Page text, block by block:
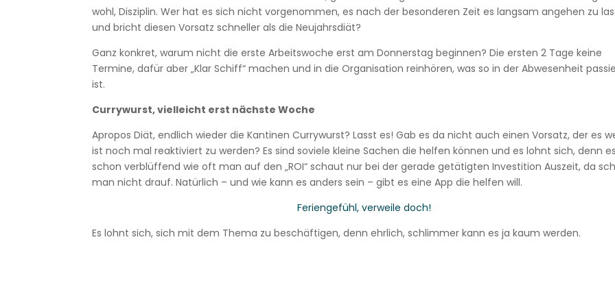
wohl, Disziplin. Wer hat es sich nicht vorgenommen, es nach der besonderen Zeit es langsam angehen zu
und bricht diesen Vorsatz schneller als die Neujahrsdiät?
Ganz konkret, warum nicht die erste Arbeitswoche erst am Donnerstag beginnen? Die ersten 2 Tage keine
Termine, dafür aber „Klar Schiff“ machen und in die Organisation reinhören, was so in der Abwesenheit
ist.
Currywurst, vielleicht erst nächste Woche
Apropos Diät, endlich wieder die Kantinen Currywurst? Lasst es! Gab es da nicht auch einen Vorsatz, der es
ist noch mal reaktiviert zu werden? Es sind soviele kleine Sachen die helfen können und es lohnt sich, denn
schon verblüffend wie oft man auf den „ROI“ schaut nur bei der gerade getätigten Investition Auszeit, da
man nicht drauf. Natürlich – und wie kann es anders sein – gibt es eine App die helfen will.
Feriengefühl, verweile doch!
Es lohnt sich, sich mit dem Thema zu beschäftigen, denn ehrlich, schlimmer kann es ja kaum werden.